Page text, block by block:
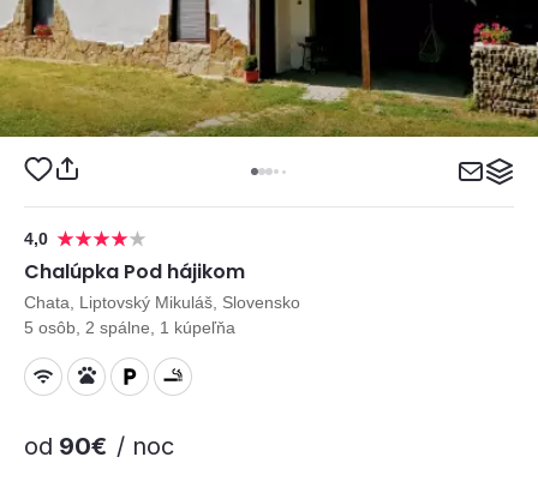
4,0
Chalúpka Pod hájikom
Chata, Liptovský Mikuláš, Slovensko
5 osôb, 2 spálne, 1 kúpeľňa
od 90€ / noc